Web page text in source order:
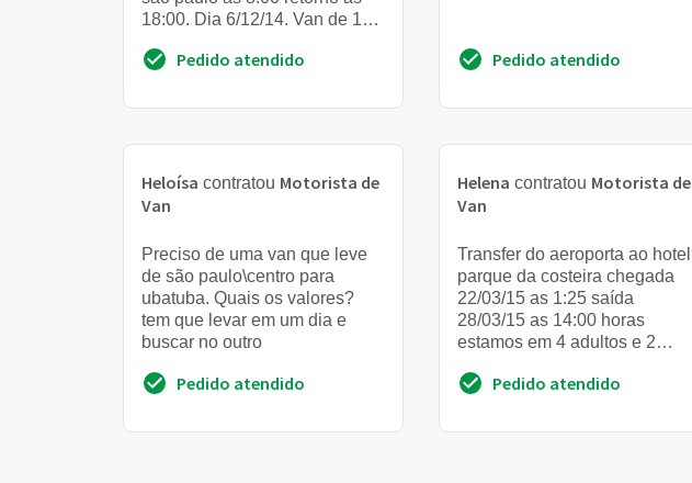
18:00. Dia 6/12/14. Van de 15
Pedido atendido Pedido atendido
Heloísa contratou Motorista de
Van
Preciso de uma van que leve
de são paulo\centro para
ubatuba. Quais os valores?
tem que levar em um dia e
buscar no outro
Pedido atendido
Helena contratou Motorista de
Van
Transfer do aeroporta ao hotel
parque da costeira chegada
22/03/15 as 1:25 saída
28/03/15 as 14:00 horas
estamos em 4 adultos e 2
Pedido atendido